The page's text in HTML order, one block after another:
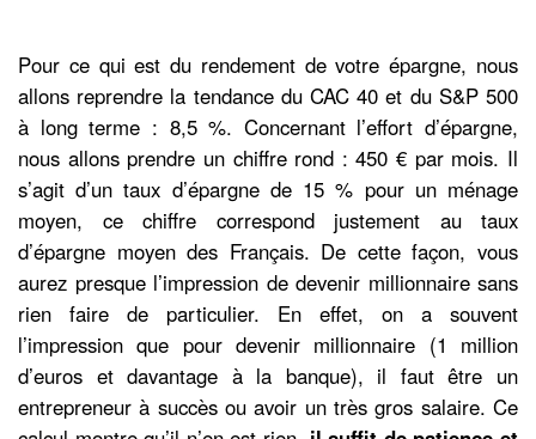
Pour ce qui est du rendement de votre épargne, nous
allons reprendre la tendance du CAC 40 et du S&P 500
à long terme : 8,5 %. Concernant l’effort d’épargne,
nous allons prendre un chiffre rond : 450 € par mois. Il
s’agit d’un taux d’épargne de 15 % pour un ménage
moyen, ce chiffre correspond justement au taux
d’épargne moyen des Français. De cette façon, vous
aurez presque l’impression de devenir millionnaire sans
rien faire de particulier. En effet, on a souvent
l’impression que pour devenir millionnaire (1 million
d’euros et davantage à la banque), il faut être un
entrepreneur à succès ou avoir un très gros salaire. Ce